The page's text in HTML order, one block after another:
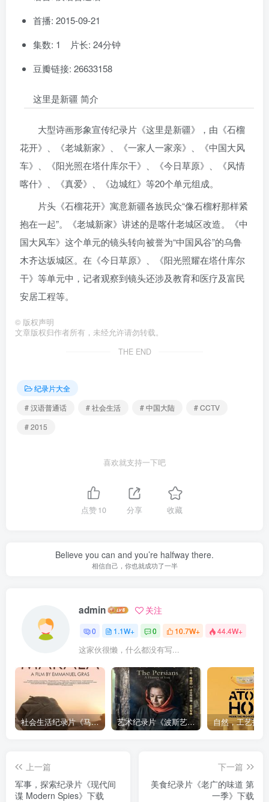
首播: 2015-09-21
集数: 1 片长: 24分钟
豆瓣链接: 26633158
这里是新疆 简介
大型诗画形象宣传纪录片《这里是新疆》，由《石榴
花开》、《老城新家》、《一家人一家亲》、《中国大风
车》、《阳光照在塔什库尔干》、《今日草原》、《风情
喀什》、《真爱》、《边城红》等20个单元组成。
片头《石榴花开》寓意新疆各族民众“像石榴籽那样紧
抱在一起”。《老城新家》讲述的是喀什老城区改造。《中
国大风车》这个单元的镜头转向被誉为“中国风谷”的乌鲁
木齐达坂城区。在《今日草原》、《阳光照耀在塔什库尔
干》等单元中，记者观察到镜头还涉及教育和医疗及富民
安居工程等。
© 版权声明
文章版权归作者所有，未经允许请勿转载。
THE END
纪录片大全
# 汉语普通话
# 社会生活 # 中国大陆
# CCTV
# 2015
喜欢就支持一下吧
点赞10 分享 收藏
Believe you can and you’re halfway there.
相信自己，你也就成功了一半
admin 关注
0 1.1W+ 0 10.7W+ 44.4W+
这家伙很懒，什么都没有写...
社会生活纪录片《马加拉 Makala》下载 艺术纪录片《波斯艺术 Art of Persia》下载
上一篇
军事，探索纪录片《现代间
谍 Modern Spies》下载
下一篇
美食纪录片《老广的味道 第
一季》下载